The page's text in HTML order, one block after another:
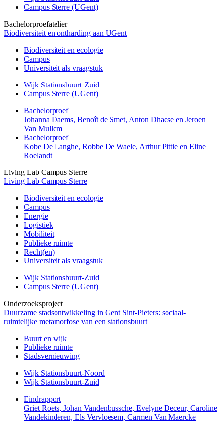
Campus Sterre (UGent)
Bachelorproefatelier
Biodiversiteit en ontharding aan UGent
Biodiversiteit en ecologie
Campus
Universiteit als vraagstuk
Wijk Stationsbuurt-Zuid
Campus Sterre (UGent)
Bachelorproef
Johanna Daems, Benoît de Smet, Anton Dhaese en Jeroen
Van Mullem
Bachelorproef
Kobe De Langhe, Robbe De Waele, Arthur Pittie en Eline
Roelandt
Living Lab Campus Sterre
Living Lab Campus Sterre
Biodiversiteit en ecologie
Campus
Energie
Logistiek
Mobiliteit
Publieke ruimte
Recht(en)
Universiteit als vraagstuk
Wijk Stationsbuurt-Zuid
Campus Sterre (UGent)
Onderzoeksproject
Duurzame stadsontwikkeling in Gent Sint-Pieters: sociaal-
ruimtelijke metamorfose van een stationsbuurt
Buurt en wijk
Publieke ruimte
Stadsvernieuwing
Wijk Stationsbuurt-Noord
Wijk Stationsbuurt-Zuid
Eindrapport
Griet Roets, Johan Vandenbussche, Evelyne Deceur, Caroline
Vandekinderen, Els Vervloesem, Carmen Van Maercke